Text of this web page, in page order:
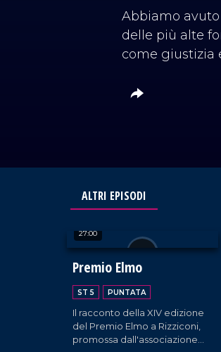
Abbiamo
delle più alte
come giustizia
ALTRI EPISODI
27:00
Premio Elmo
ST 5 PUNTATA
Il racconto della XIV edizione
del Premio Elmo a Rizziconi,
promossa dall'associazione